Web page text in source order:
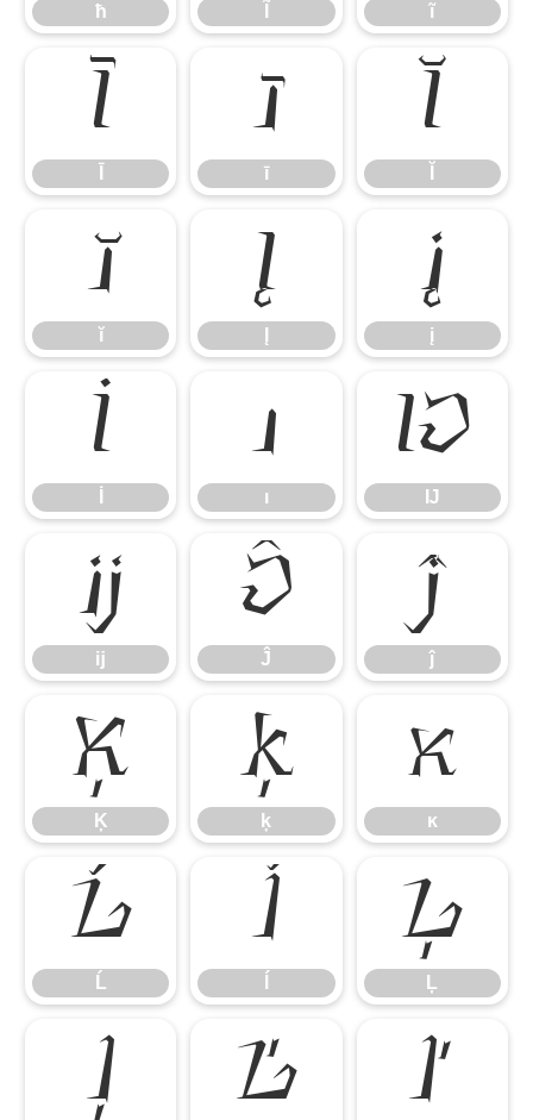
ħ ĩ
Ī ī
ī
Ĭ
ĭ
ĭ
Į į
į
İ ı
ı
Ĳ
Ĳ
ĳ
ĳ
Ĵ
Ĵ
ĵ
ĵ
Ķ
Ķ
ķ
ķ
ĸ
ĸ
Ĺ
Ĺ
ĺ Ļ
Ļ
ļ Ľ ľ